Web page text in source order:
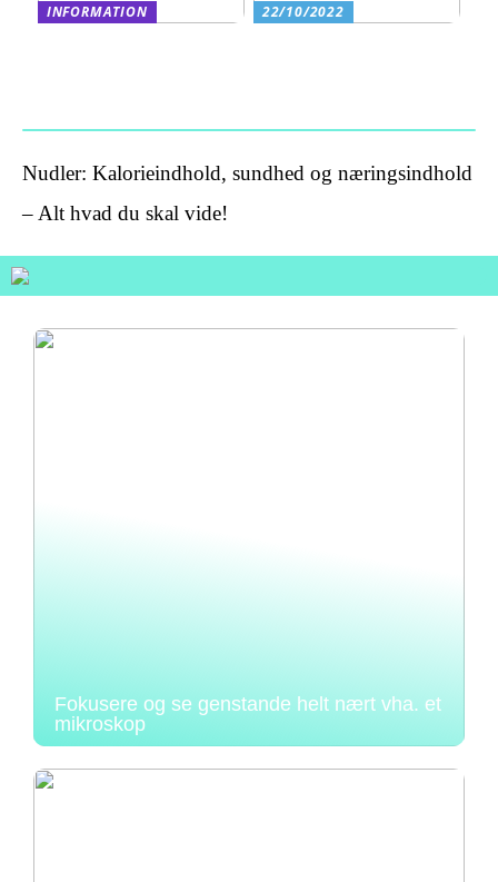
INFORMATION 22/10/2022
Nudler: Kalorieindhold, sundhed og næringsindhold
– Alt hvad du skal vide!
Fokusere og se genstande helt nært vha. et
mikroskop